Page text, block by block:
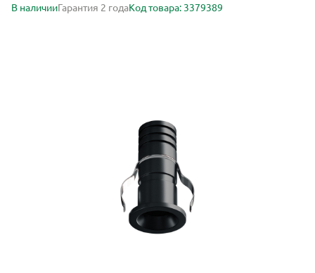
В наличииГарантия 2 годаКод товара: 3379389